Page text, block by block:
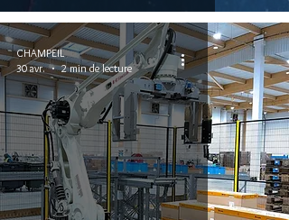
CHAMPEIL
30 avr.
2 min de lecture